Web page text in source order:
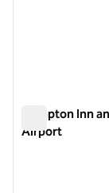
Hampton Inn
Airport